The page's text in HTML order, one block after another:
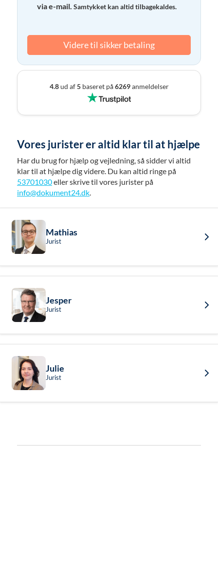
via e-mail. Samtykket kan altid tilbagekaldes.
Videre til sikker betaling
4.8ud af5baseret på6269anmeldelser
Vores jurister er altid klar til at hjælpe
Har du brug for hjælp og vejledning, så sidder vi altid
klar til at hjælpe dig videre. Du kan altid ringe på
53701030eller skrive til vores jurister på
info@dokument24.dk.
Mathias
Jurist
Jesper
Jurist
Julie
Jurist